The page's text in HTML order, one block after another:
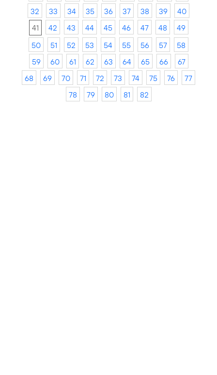
32
33 34 35 36 37 38 39
40
41
42 43 44 45 46 47 48
49
50
51 52 53 54 55 56 57
58
59
60 61 62 63 64 65 66
67
68
69 70 71 72 73 74 75 76
77
78
79 80 81 82